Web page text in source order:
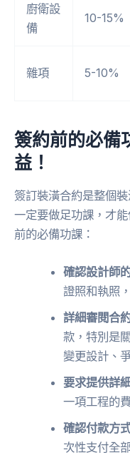
廚衛設
備
10-15%
雜項 5-10%
簽約前的必備
益！
簽訂裝潢合約是整個
一定要做足功課，才
前的必備功課：
確認設計師
證照和執照
詳細審閱合
款，特別是
變更設計、
要求提供詳
一項工程的
確認付款方
次性支付全